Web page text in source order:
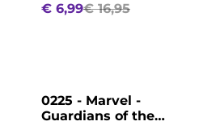
€ 6,99€ 16,95
%
0225 - Marvel -
Guardians of the